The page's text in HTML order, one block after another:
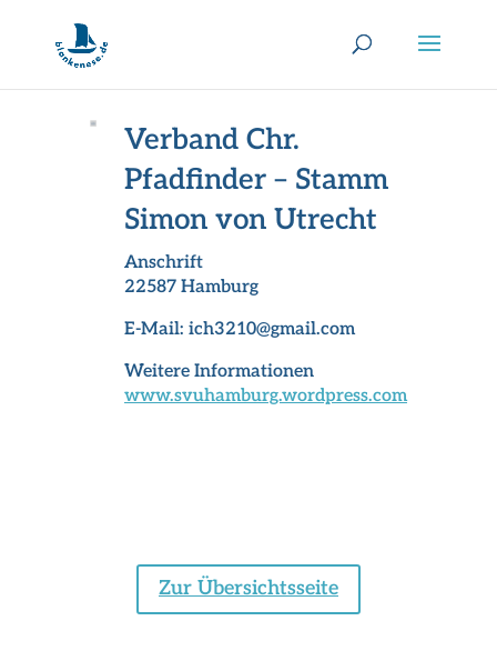
Verband Chr.
Pfadfinder – Stamm
Simon von Utrecht
Anschrift
22587 Hamburg
E-Mail: ich3210@gmail.com
Weitere Informationen
www.svuhamburg.wordpress.com
Zur Übersichtsseite